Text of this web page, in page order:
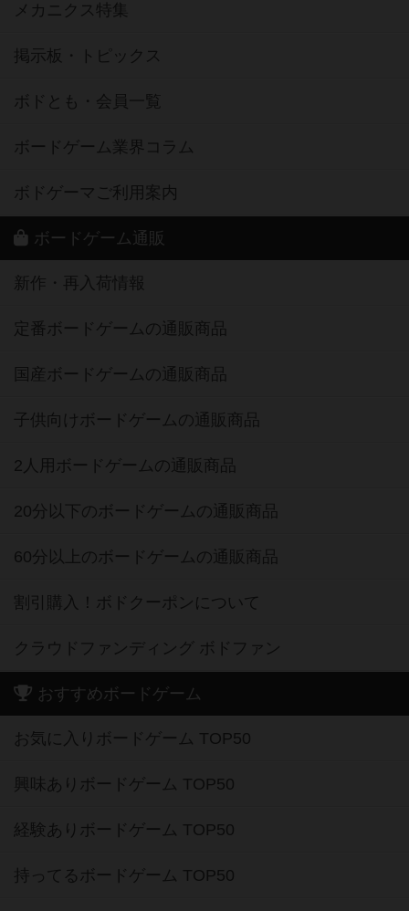
メカニクス特集
掲示板・トピックス
ボドとも・会員一覧
ボードゲーム業界コラム
ボドゲーマご利用案内
ボードゲーム通販
新作・再入荷情報
定番ボードゲームの通販商品
国産ボードゲームの通販商品
子供向けボードゲームの通販商品
2人用ボードゲームの通販商品
20分以下のボードゲームの通販商品
60分以上のボードゲームの通販商品
割引購入！ボドクーポンについて
クラウドファンディング ボドファン
おすすめボードゲーム
お気に入りボードゲーム TOP50
興味ありボードゲーム TOP50
経験ありボードゲーム TOP50
持ってるボードゲーム TOP50